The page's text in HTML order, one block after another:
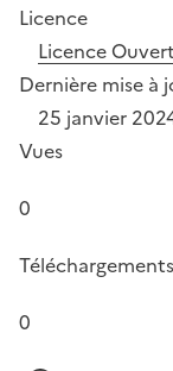
Licence
Licence
Dernière mise à
25 janvier
Vues
0
Téléchargements
0